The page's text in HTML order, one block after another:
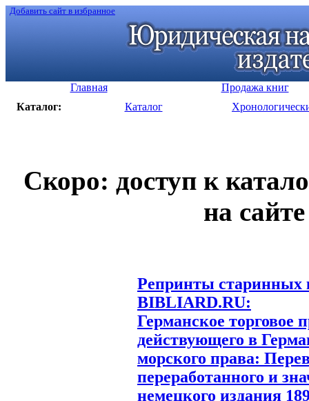
Добавить сайт в избранное
Главная
Продажа книг
Каталог:
Каталог
Скоро: доступ к
на
Репринты старинных
BIBLIARD.RU:
Германское торговое
действующего в
морского права:
переработанного и
немецкого издания